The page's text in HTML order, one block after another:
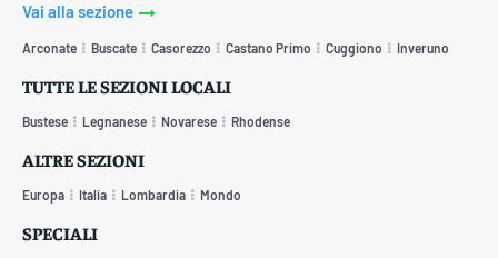
Vai alla sezione
Arconate Buscate Casorezzo Castano Primo Cuggiono Inveruno
TUTTE LE SEZIONI LOCALI
Bustese Legnanese Novarese Rhodense
ALTRE SEZIONI
Europa Italia Lombardia Mondo
SPECIALI